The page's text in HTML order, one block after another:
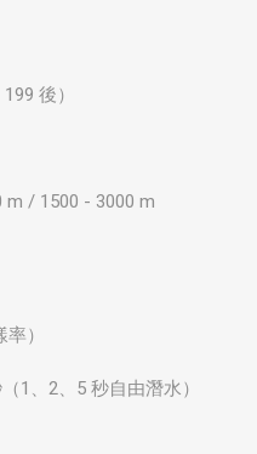
後）
m / 1500 - 3000 m
）
1、2、5 秒自由潛水）